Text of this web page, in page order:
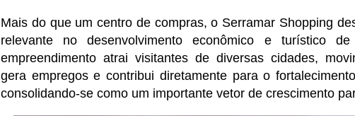
Mais do que um centro de compras, o Serramar Shopping
relevante no desenvolvimento econômico e turístico de
empreendimento atrai visitantes de diversas cidades,
gera empregos e contribui diretamente para o
consolidando-se como um importante vetor de crescimento